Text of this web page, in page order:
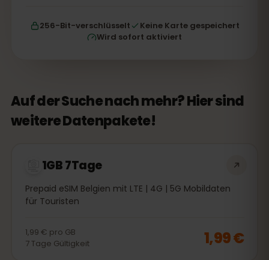
256-Bit-verschlüsselt
Keine Karte gespeichert
Wird sofort aktiviert
Auf der Suche nach mehr? Hier sind
weitere Datenpakete!
1GB 7Tage
Prepaid eSIM Belgien mit LTE | 4G | 5G Mobildaten
für Touristen
1,99 € pro GB
7Tage Gültigkeit 1,99 €